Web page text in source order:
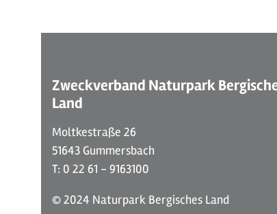
Zweckverband Naturpark
Land
Moltkestraße 26
51643 Gummersbach
T: 0 22 61 - 9163100
© 2024 Naturpark Bergisches Land